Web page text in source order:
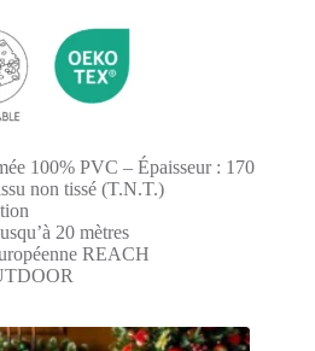
100% PVC – Épaisseur : 170
non tissé (T.N.T.)
20 mètres
REACH